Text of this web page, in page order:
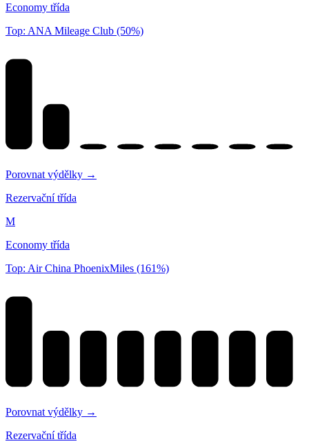
Economy třída
Top: ANA Mileage Club (50%)
Porovnat výdělky →
Rezervační třída
M
Economy třída
Top: Air China PhoenixMiles (161%)
Porovnat výdělky →
Rezervační třída